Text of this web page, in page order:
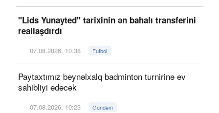
"Lids Yunayted" tarixinin ən bahalı transferini
reallaşdırdı
07.08.2026, 10:38 Futbol
Paytaxtımız beynəlxalq badminton turnirinə ev
sahibliyi edəcək
07.08.2026, 10:23 Gündəm